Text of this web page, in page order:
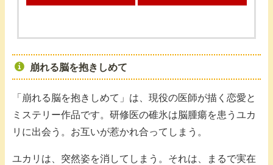
崩れる脳を抱きしめて
「崩れる脳を抱きしめて」は、現役の医師が描く恋愛と
ミステリー作品です。研修医の碓氷は脳腫瘍を患うユカ
リに出会う。お互いが惹かれ合ってしまう。
ユカリは、突然姿を消してしまう。それは、まるで実在